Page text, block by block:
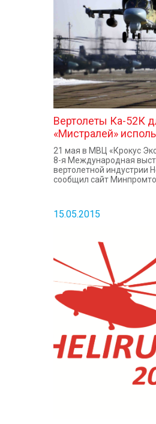
Вертолеты Ка-52К
«Мистралей»
21 мая в МВЦ «Крокус
8-я Международная
вертолетной индустрии
сообщил сайт
15.05.2015